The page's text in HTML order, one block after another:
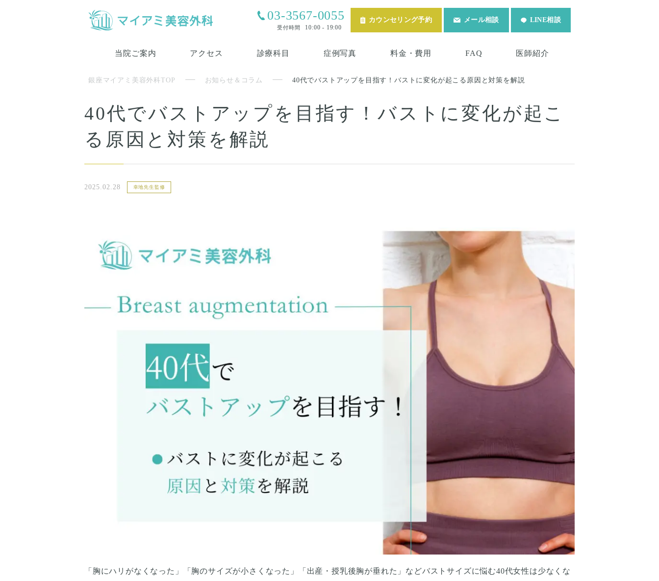
03-3567-0055
受付時間 10:00 - 19:00
カウンセリング予約 メール相談 LINE相談
当院ご案内 アクセス 診療科目 症例写真 料金・費用 FAQ 医師紹介
銀座マイアミ美容外科TOP お知らせ＆コラム 40代でバストアップを目指す！バストに変化が起こる原因と対策を解説
40代でバストアップを目指す！バストに変化が起こ
る原因と対策を解説
2025.02.28 幸地先生監修
「胸にハリがなくなった」「胸のサイズが小さくなった」「出産・授乳後胸が垂れた」などバストサイズに悩む40代女性は少なくな